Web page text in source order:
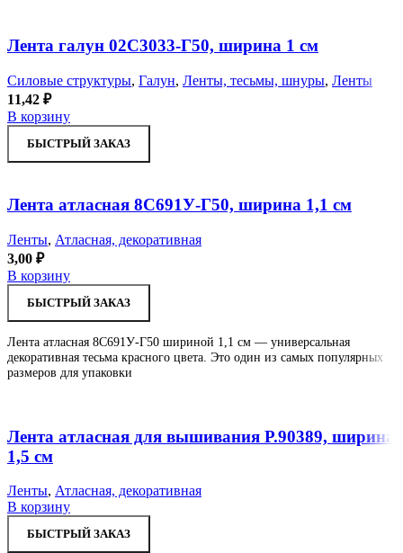
В отложенное
Лента галун 02С3033-Г50, ширина 1 см
Силовые структуры, Галун, Ленты, тесьмы, шнуры, Ленты
11,42 ₽
В корзину
БЫСТРЫЙ ЗАКАЗ
В отложенное
Лента атласная 8С691У-Г50, ширина 1,1 см
Ленты, Атласная, декоративная
3,00 ₽
В корзину
БЫСТРЫЙ ЗАКАЗ
Лента атласная 8С691У-Г50 шириной 1,1 см — универсальная
декоративная тесьма красного цвета. Это один из самых популярных
размеров для упаковки
В отложенное
Лента атласная для вышивания Р.90389, ширина
1,5 см
Ленты, Атласная, декоративная
В корзину
БЫСТРЫЙ ЗАКАЗ